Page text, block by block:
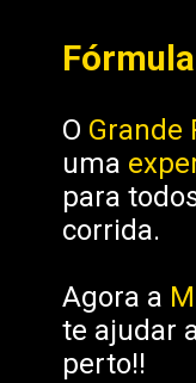
O Grande
uma
para
corrida.
Agora a
te ajudar
perto!!